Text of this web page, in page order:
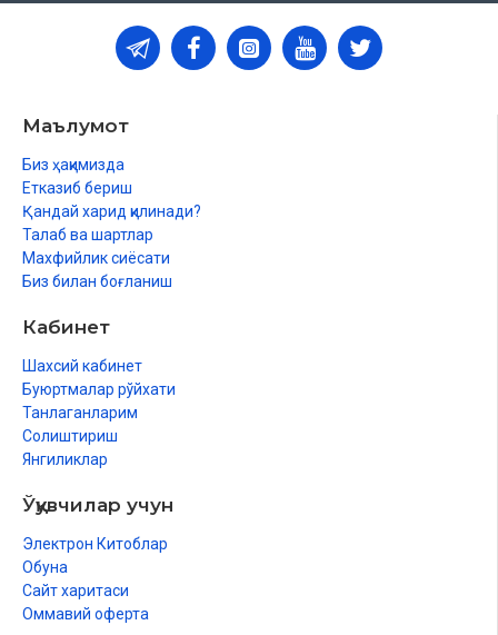
Маълумот
Биз ҳақимизда
Етказиб бериш
Қандай харид қилинади?
Талаб ва шартлар
Махфийлик сиёсати
Биз билан боғланиш
Кабинет
Шахсий кабинет
Буюртмалар рўйхати
Танлаганларим
Солиштириш
Янгиликлар
Ўқувчилар учун
Электрон Китоблар
Обуна
Сайт харитаси
Оммавий оферта